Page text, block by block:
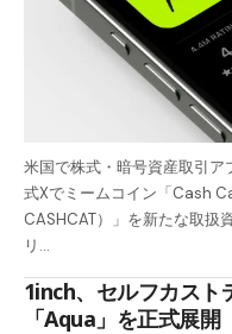
米国で株式・暗号資産取引
式Xでミームコイン「Cash
CASHCAT）」を新たな取扱
リ…
1inch、セルフカスト
「Aqua」を正式展開